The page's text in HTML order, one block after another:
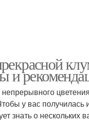
и
у вас получилась
знать о нескольких